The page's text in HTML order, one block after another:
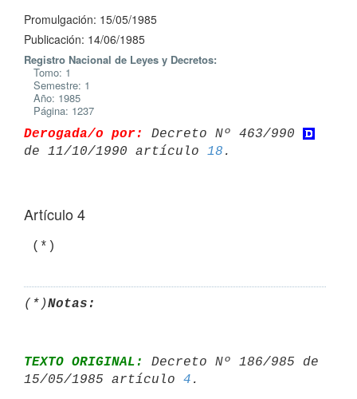
Promulgación: 15/05/1985
Publicación: 14/06/1985
Registro Nacional de Leyes y Decretos:
Tomo: 1
Semestre: 1
Año: 1985
Página: 1237
Derogada/o por:
Decreto Nº 463/990
de 11/10/1990 artículo 18
Artículo 4
(*)Notas:
TEXTO ORIGINAL:
Decreto Nº 186/985 de
15/05/1985 artículo 4